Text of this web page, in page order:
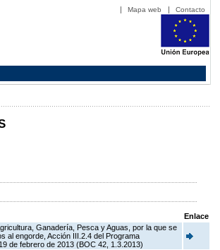
Mapa web Contacto
Enlace
Ganadería, Pesca y Aguas, por la que se
al engorde, Acción III.2.4 del Programa
de febrero de 2013 (BOC 42, 1.3.2013)